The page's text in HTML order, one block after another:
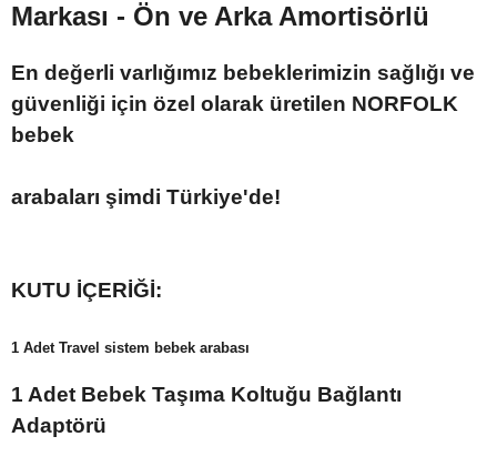
Markası - Ön ve Arka Amortisörlü
En değerli varlığımız bebeklerimizin sağlığı ve
güvenliği için özel olarak üretilen NORFOLK
bebek
arabaları şimdi Türkiye'de!
KUTU İÇERİĞİ:
1 Adet Travel sistem bebek arabası
1 Adet Bebek Taşıma Koltuğu Bağlantı
Adaptörü